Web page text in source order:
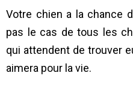
Votre chien a la chance
pas le cas de tous les
qui attendent de trouver
aimera pour la vie.